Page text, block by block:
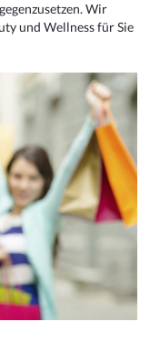
Wir
und Wellness für Sie